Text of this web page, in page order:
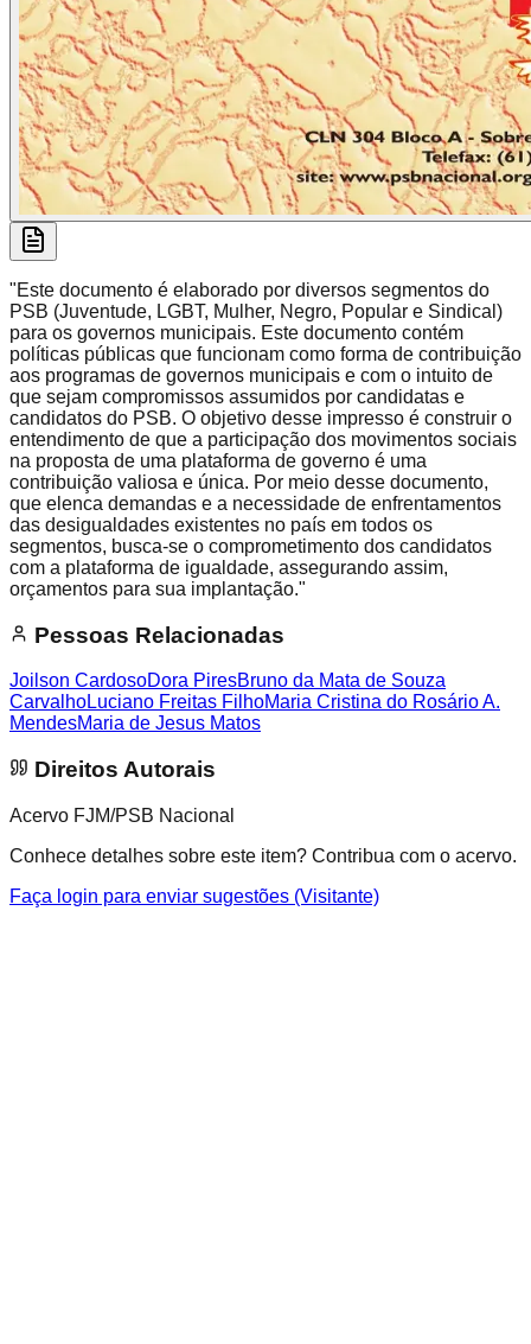
"Este documento é elaborado por diversos segmentos do
PSB (Juventude, LGBT, Mulher, Negro, Popular e Sindical)
para os governos municipais. Este documento contém
políticas públicas que funcionam como forma de contribuição
aos programas de governos municipais e com o intuito de
que sejam compromissos assumidos por candidatas e
candidatos do PSB. O objetivo desse impresso é construir o
entendimento de que a participação dos movimentos sociais
na proposta de uma plataforma de governo é uma
contribuição valiosa e única. Por meio desse documento,
que elenca demandas e a necessidade de enfrentamentos
das desigualdades existentes no país em todos os
segmentos, busca-se o comprometimento dos candidatos
com a plataforma de igualdade, assegurando assim,
orçamentos para sua implantação."
Pessoas Relacionadas
Joilson CardosoDora PiresBruno da Mata de Souza
CarvalhoLuciano Freitas FilhoMaria Cristina do Rosário A.
MendesMaria de Jesus Matos
Direitos Autorais
Acervo FJM/PSB Nacional
Conhece detalhes sobre este item? Contribua com o acervo.
Faça login para enviar sugestões (Visitante)